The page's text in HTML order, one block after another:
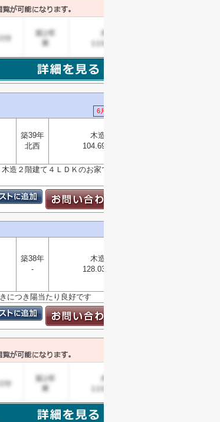
6月28日 値下げ
築39年
北西
木造
104.69㎡
造２階建て４ＬＤＫのお家です 全居室
築38年
-
木造
128.03㎡
につき陽当たり良好です